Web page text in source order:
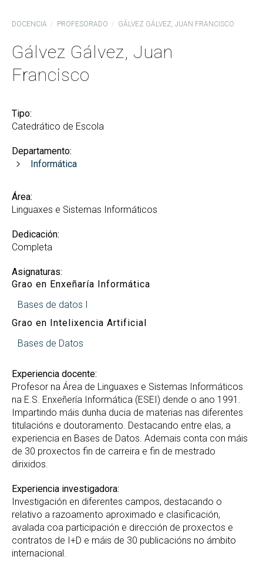
DOCENCIA PROFESORADO GÁLVEZ GÁLVEZ, JUAN FRANCISCO
Gálvez Gálvez, Juan
Francisco
Tipo:
Catedrático de Escola
Departamento:
Informática
Área:
Linguaxes e Sistemas Informáticos
Dedicación:
Completa
Asignaturas:
Grao en Enxeñaría Informática
Bases de datos I
Grao en Intelixencia Artificial
Bases de Datos
Experiencia docente:
Profesor na Área de Linguaxes e Sistemas Informáticos
na E.S. Enxeñería Informática (ESEI) dende o ano 1991.
Impartindo máis dunha ducia de materias nas diferentes
titulacións e doutoramento. Destacando entre elas, a
experiencia en Bases de Datos. Ademais conta con máis
de 30 proxectos fin de carreira e fin de mestrado
dirixidos.
Experiencia investigadora:
Investigación en diferentes campos, destacando o
relativo a razoamento aproximado e clasificación,
avalada coa participación e dirección de proxectos e
contratos de I+D e máis de 30 publicacións no ámbito
internacional.